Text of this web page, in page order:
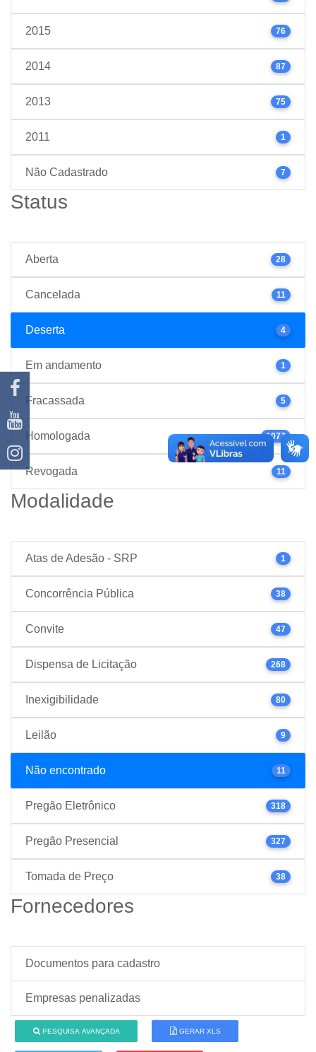
2015 76
2014 87
2013 75
2011 1
Não Cadastrado 7
Status
Aberta 28
Cancelada 11
Deserta 4
Em andamento 1
Fracassada 5
Homologada 1077
Revogada 11
Modalidade
Atas de Adesão - SRP 1
Concorrência Pública 38
Convite 47
Dispensa de Licitação 268
Inexigibilidade 80
Leilão 9
Não encontrado 11
Pregão Eletrônico 318
Pregão Presencial 327
Tomada de Preço 38
Fornecedores
Documentos para cadastro
Empresas penalizadas
PESQUISA AVANÇADA GERAR XLS